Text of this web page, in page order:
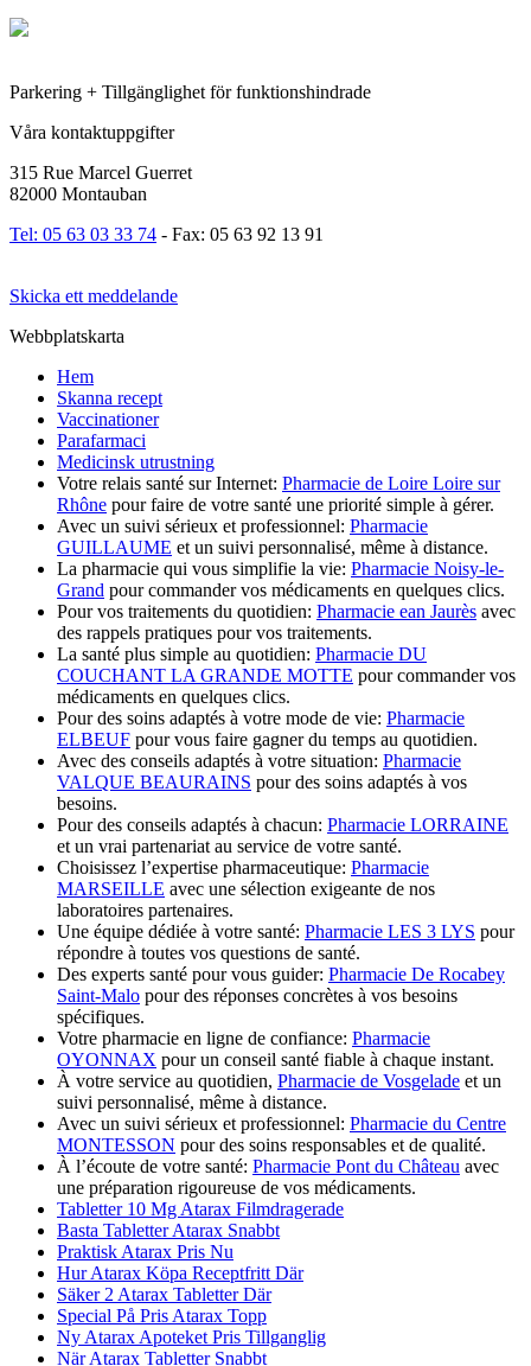
Parkering + Tillgänglighet för funktionshindrade
Våra kontaktuppgifter
315 Rue Marcel Guerret
82000 Montauban
Tel: 05 63 03 33 74 - Fax: 05 63 92 13 91
Skicka ett meddelande
Webbplatskarta
Hem
Skanna recept
Vaccinationer
Parafarmaci
Medicinsk utrustning
Votre relais santé sur Internet: Pharmacie de Loire Loire sur
Rhône pour faire de votre santé une priorité simple à gérer.
Avec un suivi sérieux et professionnel: Pharmacie
GUILLAUME et un suivi personnalisé, même à distance.
La pharmacie qui vous simplifie la vie: Pharmacie Noisy-le-
Grand pour commander vos médicaments en quelques clics.
Pour vos traitements du quotidien: Pharmacie ean Jaurès avec
des rappels pratiques pour vos traitements.
La santé plus simple au quotidien: Pharmacie DU
COUCHANT LA GRANDE MOTTE pour commander vos
médicaments en quelques clics.
Pour des soins adaptés à votre mode de vie: Pharmacie
ELBEUF pour vous faire gagner du temps au quotidien.
Avec des conseils adaptés à votre situation: Pharmacie
VALQUE BEAURAINS pour des soins adaptés à vos
besoins.
Pour des conseils adaptés à chacun: Pharmacie LORRAINE
et un vrai partenariat au service de votre santé.
Choisissez l’expertise pharmaceutique: Pharmacie
MARSEILLE avec une sélection exigeante de nos
laboratoires partenaires.
Une équipe dédiée à votre santé: Pharmacie LES 3 LYS pour
répondre à toutes vos questions de santé.
Des experts santé pour vous guider: Pharmacie De Rocabey
Saint-Malo pour des réponses concrètes à vos besoins
spécifiques.
Votre pharmacie en ligne de confiance: Pharmacie
OYONNAX pour un conseil santé fiable à chaque instant.
À votre service au quotidien, Pharmacie de Vosgelade et un
suivi personnalisé, même à distance.
Avec un suivi sérieux et professionnel: Pharmacie du Centre
MONTESSON pour des soins responsables et de qualité.
À l’écoute de votre santé: Pharmacie Pont du Château avec
une préparation rigoureuse de vos médicaments.
Tabletter 10 Mg Atarax Filmdragerade
Basta Tabletter Atarax Snabbt
Praktisk Atarax Pris Nu
Hur Atarax Köpa Receptfritt Där
Säker 2 Atarax Tabletter Där
Special På Pris Atarax Topp
Ny Atarax Apoteket Pris Tillganglig
När Atarax Tabletter Snabbt